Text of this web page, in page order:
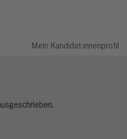
Mein Kandidat:innenprofil